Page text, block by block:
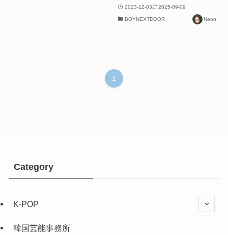
2023-12-03 2025-09-09
BOYNEXTDOOR Neon
1
Category
K-POP
韓国芸能事務所